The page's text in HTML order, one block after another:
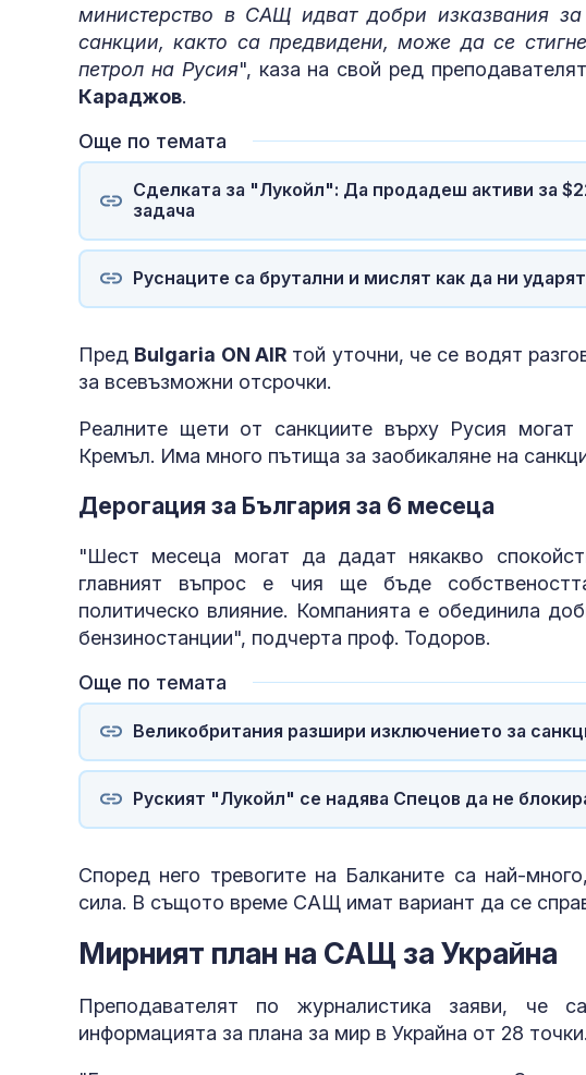
министерство в САЩ идват добри изказвания
санкции, както са предвидени, може да се
петрол на Русия", каза на свой ред
Караджов.
Още по темата
Сделката за "Лукойл": Да продадеш активи за
задача
Руснаците са брутални и мислят как да ни
Пред Bulgaria ON AIR той уточни, че се водят
за всевъзможни отсрочки.
Реалните щети от санкциите върху Русия
Кремъл. Има много пътища за заобикаляне на
Дерогация за България за 6 месеца
"Шест месеца могат да дадат някакво
главният въпрос е чия ще бъде
политическо влияние. Компанията е обединила
бензиностанции", подчерта проф. Тодоров.
Още по темата
Великобритания разшири изключението за
Руският "Лукойл" се надява Спецов да не
Според него тревогите на Балканите са най-
сила. В същото време САЩ имат вариант да се
Мирният план на САЩ за Украйна
Преподавателят по журналистика заяви, че
информацията за плана за мир в Украйна от 28 точки.